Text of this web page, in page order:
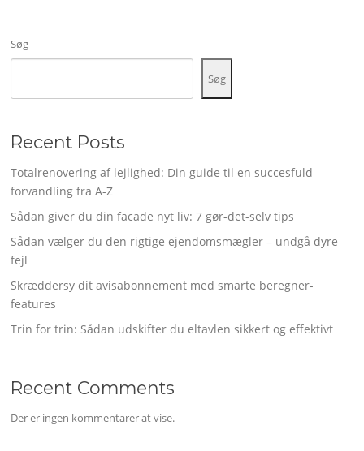
Søg
Søg
Recent Posts
Totalrenovering af lejlighed: Din guide til en succesfuld
forvandling fra A-Z
Sådan giver du din facade nyt liv: 7 gør-det-selv tips
Sådan vælger du den rigtige ejendomsmægler – undgå dyre
fejl
Skræddersy dit avisabonnement med smarte beregner-
features
Trin for trin: Sådan udskifter du eltavlen sikkert og effektivt
Recent Comments
Der er ingen kommentarer at vise.